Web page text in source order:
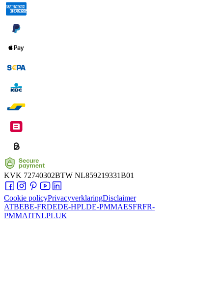
KVK 72740302BTW NL859219331B01
Cookie policyPrivacyverklaringDisclaimer
ATBEBE-FRDEDE-HPLDE-PMMAESFRFR-
PMMAITNLPLUK